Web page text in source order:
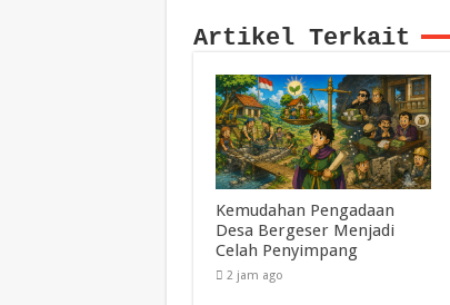
Artikel Terkait
Kemudahan Pengadaan
Desa Bergeser Menjadi
Celah Penyimpang
2 jam ago